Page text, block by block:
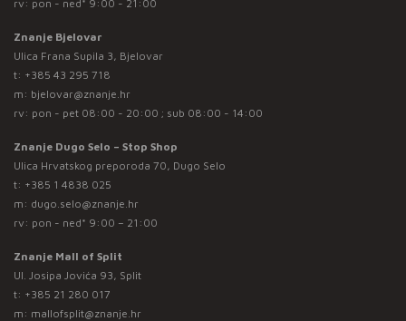
rv: pon - ned* 9:00 - 21:00
Znanje Bjelovar
Ulica Frana Supila 3, Bjelovar
t: +385 43 295 718
m: bjelovar@znanje.hr
rv: pon - pet 08:00 - 20:00 ; sub 08:00 - 14:00
Znanje Dugo Selo – Stop Shop
Ulica Hrvatskog preporoda 70, Dugo Selo
t: +385 1 4838 025
m: dugo.selo@znanje.hr
rv: pon - ned* 9:00 – 21:00
Znanje Mall of Split
Ul. Josipa Jovića 93, Split
t: +385 21 280 017
m: mallofsplit@znanje.hr